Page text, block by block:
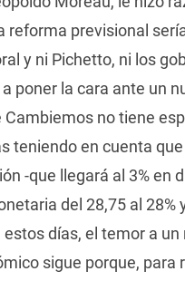
reforma previsional
y ni Pichetto, ni los
poner la cara ante un
Cambiemos no tiene
teniendo en cuenta
-que llegará al 3% en
del 28,75 al 28%
días, el temor a
sigue porque, para